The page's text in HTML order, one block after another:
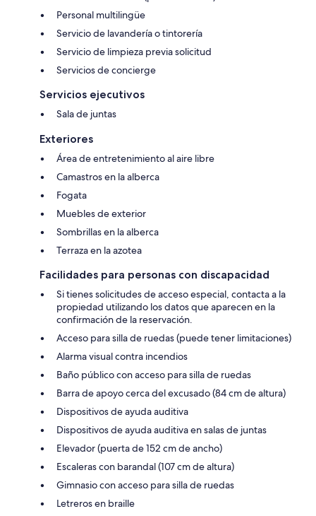
Personal multilingüe
Servicio de lavandería o tintorería
Servicio de limpieza previa solicitud
Servicios de concierge
Servicios ejecutivos
Sala de juntas
Exteriores
Área de entretenimiento al aire libre
Camastros en la alberca
Fogata
Muebles de exterior
Sombrillas en la alberca
Terraza en la azotea
Facilidades para personas con discapacidad
Si tienes solicitudes de acceso especial, contacta a la
propiedad utilizando los datos que aparecen en la
confirmación de la reservación.
Acceso para silla de ruedas (puede tener limitaciones)
Alarma visual contra incendios
Baño público con acceso para silla de ruedas
Barra de apoyo cerca del excusado (84 cm de altura)
Dispositivos de ayuda auditiva
Dispositivos de ayuda auditiva en salas de juntas
Elevador (puerta de 152 cm de ancho)
Escaleras con barandal (107 cm de altura)
Gimnasio con acceso para silla de ruedas
Letreros en braille